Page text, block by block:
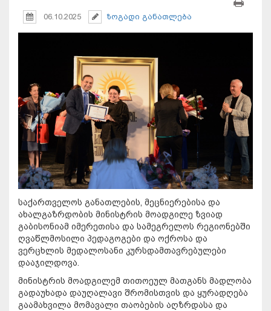
06.10.2025 ზოგადი განათლება
საქართველოს განათლების, მეცნიერებისა და
ახალგაზრდობის მინისტრის მოადგილე ზვიად
გაბისონიამ იმერეთისა და სამეგრელოს რეგიონებში
ღვაწლმოსილი პედაგოგები და ოქროსა და
ვერცხლის მედალოსანი კურსდამთავრებულები
დააჯილდოვა.
მინისტრის მოადგილემ თითოეულ მათგანს მადლობა
გადაუხადა დაუღალავი შრომისთვის და ყურადღება
გაამახვილა მომავალი თაობების აღზრდასა და